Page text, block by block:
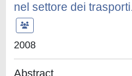
nel settore dei
2008
Abstract